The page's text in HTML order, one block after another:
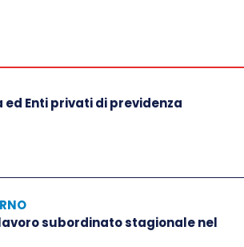
Enti privati di previdenza
subordinato stagionale nel